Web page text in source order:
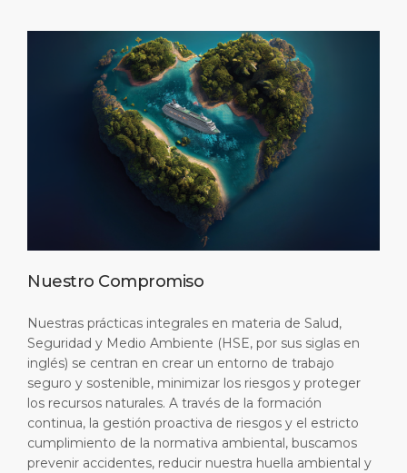
Nuestro Compromiso
Nuestras prácticas integrales en materia de Salud,
Seguridad y Medio Ambiente (HSE, por sus siglas en
inglés) se centran en crear un entorno de trabajo
seguro y sostenible, minimizar los riesgos y proteger
los recursos naturales. A través de la formación
continua, la gestión proactiva de riesgos y el estricto
cumplimiento de la normativa ambiental, buscamos
prevenir accidentes, reducir nuestra huella ambiental y